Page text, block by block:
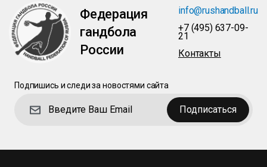
Федерация
гандбола
России
info@rushandball.ru
+7 (495) 637-09-
21
Контакты
Подпишись и следи за новостями сайта
Подписаться